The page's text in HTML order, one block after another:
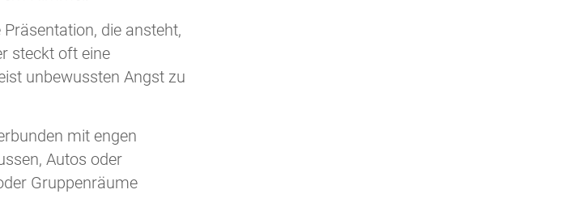
die ansteht,
steckt oft eine
unbewussten Angst zu
mit engen
Autos oder
Gruppenräume